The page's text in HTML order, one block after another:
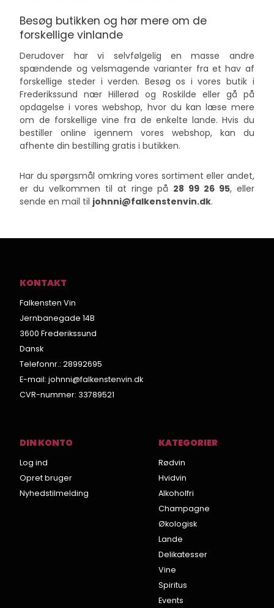
Besøg butikken og hør mere om de
forskellige vinlande
Derudover har vi selvfølgelig en masse andre
spændende og velsmagende varianter fra et hav af
forskellige steder i verden. Besøg os i vores butik i
Frederikssund nær Hillerød og Roskilde eller gå på
opdagelse i vores webshop, hvor du kan læse mere
om de forskellige vine fra de enkelte lande. Hvis du
bestiller online igennem vores webshop, kan du
afhente din bestilling gratis i butikken.
Har du spørgsmål omkring vores sortiment eller andet,
er du velkommen til at ringe på 28 99 26 95, eller
sende en mail til johnni@falkenstenvin.dk. ​​​​​​
KONTAKT
Falkensten Vin
Jernbanegade 14B
3600 Frederikssund
Dansk
Telefonnr.: 28992695
E-mail: johnni@falkenstenvin.dk
CVR-nummer: 33789521
DIN KONTO
Log ind
Opret bruger
Nyhedstilmelding
KATEGORIER
Rødvin
Hvidvin
Alkoholfri
Champagne
Økologisk
Lande
Delikatesser
Vine
Spiritus
Events